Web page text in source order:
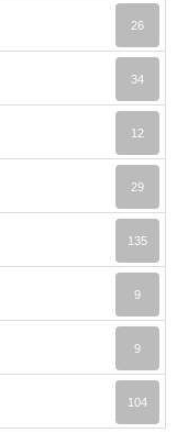
26
34
12
29
135
9
9
104